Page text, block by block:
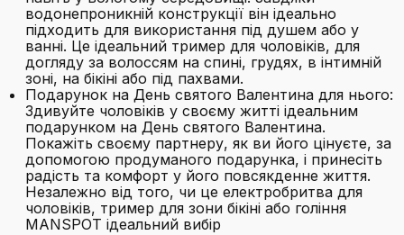
водонепроникній конструкції він ідеально
підходить для використання під душем або у
ванні. Це ідеальний тример для чоловіків, для
догляду за волоссям на спині, грудях, в інтимній
зоні, на бікіні або під пахвами.
Подарунок на День святого Валентина для нього:
Здивуйте чоловіків у своєму житті ідеальним
подарунком на День святого Валентина.
Покажіть своєму партнеру, як ви його цінуєте, за
допомогою продуманого подарунка, і принесіть
радість та комфорт у його повсякденне життя.
Незалежно від того, чи це електробритва для
чоловіків, тример для зони бікіні або гоління
MANSPOT ідеальний вибір